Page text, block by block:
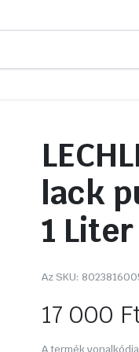
lack
1 Liter
Az SKU:
17 000